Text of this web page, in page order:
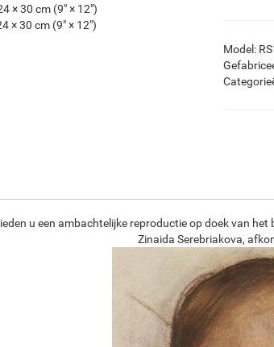
× 30 cm (9" × 12")
× 30 cm (9" × 12")
Model:
u een ambachtelijke reproductie op doek van
Zinaida Serebriakova,